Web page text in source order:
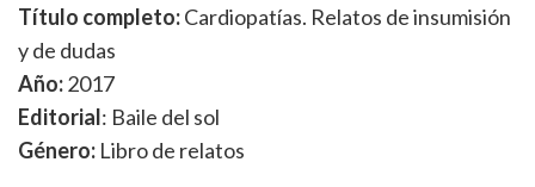
Título completo:Cardiopatías. Relatos de insumisión
y de dudas
Año:2017
Editorial: Baile del sol
Género: Libro de relatos